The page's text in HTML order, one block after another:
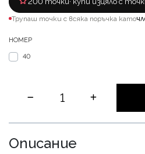
Трупаш точки с всяка поръчка като
НОМЕР
40
Описание